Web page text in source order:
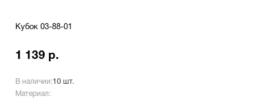
Кубок 03-88-01
1 139 р.
В наличии:10 шт.
Материал: